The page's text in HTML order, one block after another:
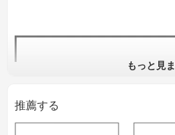
もっと見
推薦する